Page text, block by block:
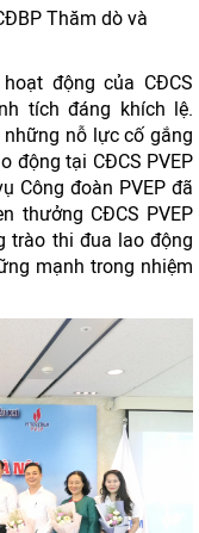
Thăm dò và
động của CĐCS
tích đáng khích lệ.
nỗ lực cố gắng
động tại CĐCS PVEP
Công đoàn PVEP đã
thưởng CĐCS PVEP
trào thi đua lao động
mạnh trong nhiệm